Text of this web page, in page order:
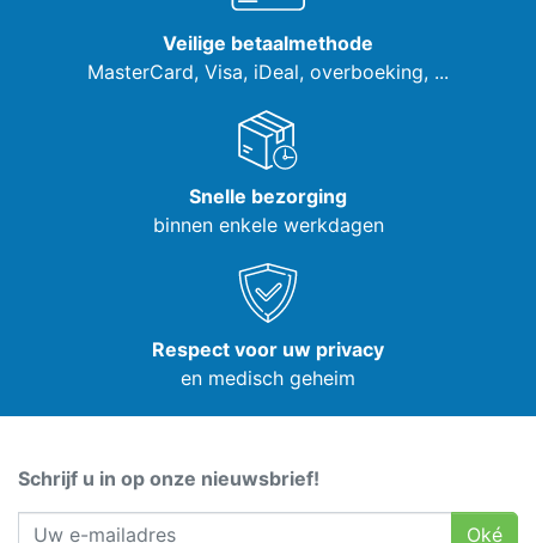
Veilige betaalmethode
MasterCard, Visa, iDeal, overboeking, ...
Snelle bezorging
binnen enkele werkdagen
Respect voor uw privacy
en medisch geheim
Schrijf u in op onze nieuwsbrief!
Oké